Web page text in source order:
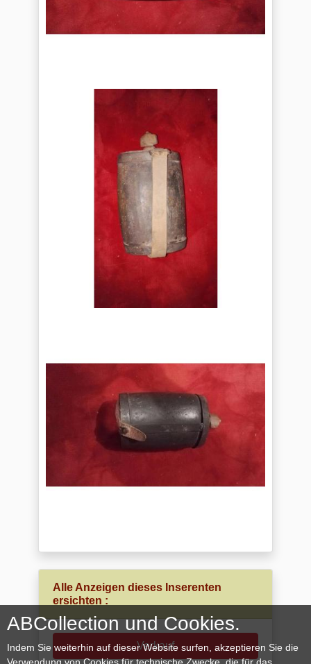
Alle Anzeigen dieses Inserenten
ersichten :
Verkauf
ABCollection und Cookies.
Indem Sie weiterhin auf dieser Website surfen, akzeptieren Sie die